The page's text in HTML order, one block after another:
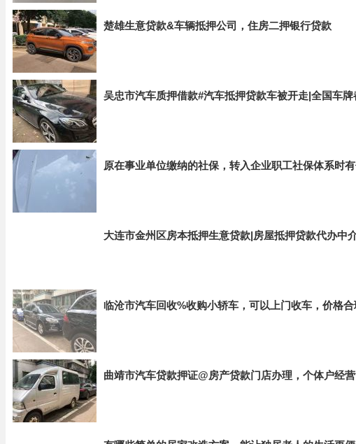
楚雄生意贷款&车辆抵押公司，住房二押银行贷款
吴忠市汽车质押借款#汽车抵押贷款车被开走|全国车
原在事业单位缴纳的社保，转入企业职工社保体系时
大连市金州区房本抵押生意贷款|房屋抵押贷款代办中
临沧市汽车回收%收购小轿车，可以上门收车，价格合
曲靖市汽车贷款押证@房产贷款门店办理，个体户经